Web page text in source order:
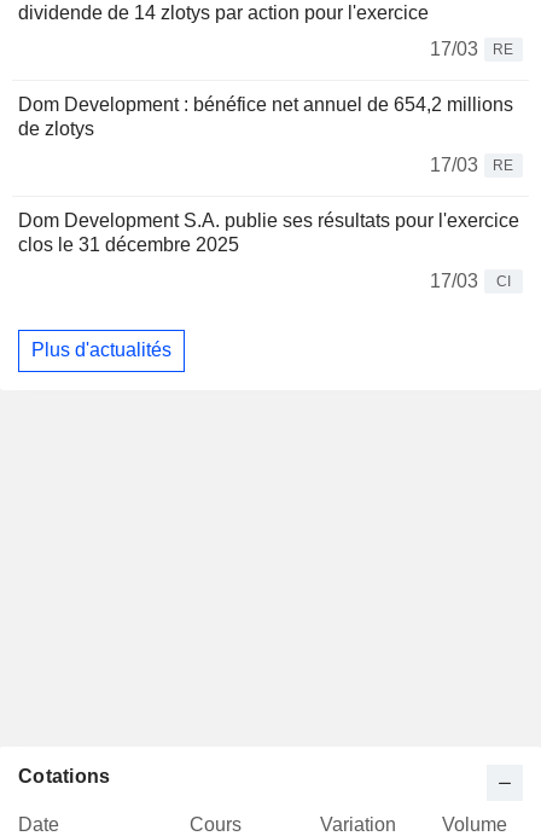
dividende de 14 zlotys par action pour l'exercice
17/03
RE
Dom Development : bénéfice net annuel de 654,2 millions
de zlotys
17/03
RE
Dom Development S.A. publie ses résultats pour l'exercice
clos le 31 décembre 2025
17/03
CI
Plus d'actualités
Cotations
Date Cours Variation
Volume